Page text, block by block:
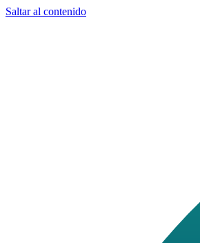
Saltar al contenido